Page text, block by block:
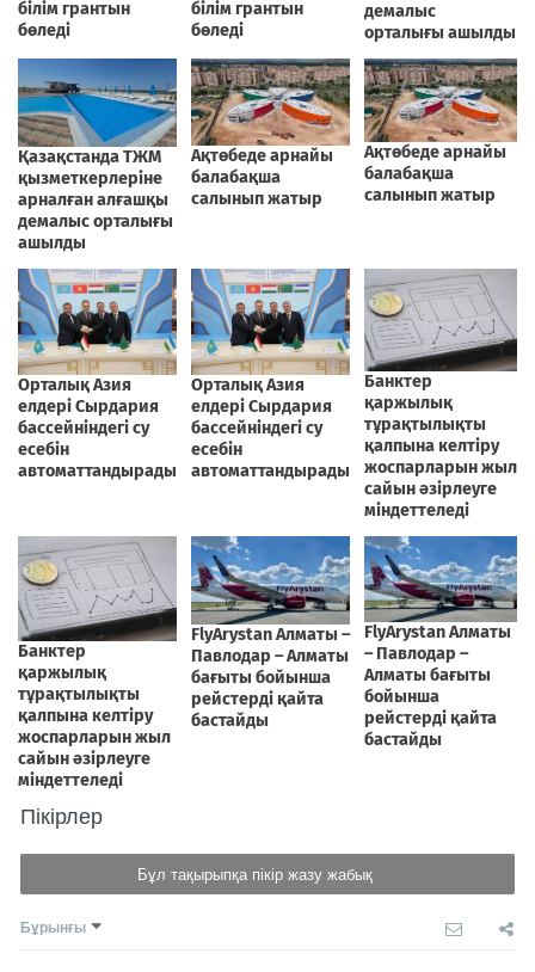
Пікірлер
Бұл тақырыпқа пікір жазу жабық
Бұрынғы